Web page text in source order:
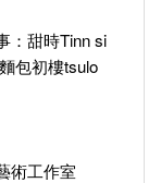
：甜時Tinn si
包初樓tsulo
術工作室